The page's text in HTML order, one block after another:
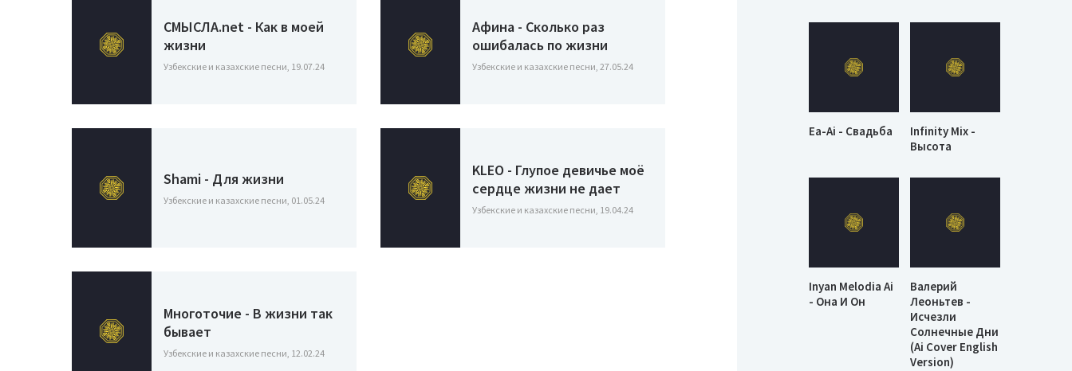
СМЫСЛА.net - Как в моей
жизни
Узбекские и казахские песни, 19.07.24
Афина - Сколько раз
ошибалась по жизни
Узбекские и казахские песни, 27.05.24
Shami - Для жизни
Узбекские и казахские песни, 01.05.24
KLEO - Глупое девичье моё
сердце жизни не дает
Узбекские и казахские песни, 19.04.24
Многоточие - В жизни так
бывает
Узбекские и казахские песни, 12.02.24
Ea-Ai - Свадьба
Infinity Mix -
Высота
Inyan Melodia Ai
- Она И Он
Валерий
Леоньтев -
Исчезли
Солнечные Дни
(Ai Cover English
Version)